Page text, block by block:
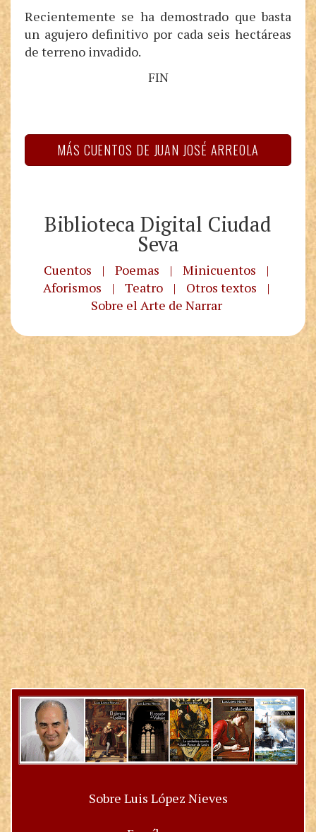
Recientemente se ha demostrado que basta
un agujero definitivo por cada seis hectáreas
de terreno invadido.
FIN
MÁS CUENTOS DE JUAN JOSÉ ARREOLA
Biblioteca Digital Ciudad
Seva
Cuentos | Poemas | Minicuentos
|
Aforismos
| Teatro | Otros textos
|
Sobre el Arte de Narrar
Sobre Luis López Nieves